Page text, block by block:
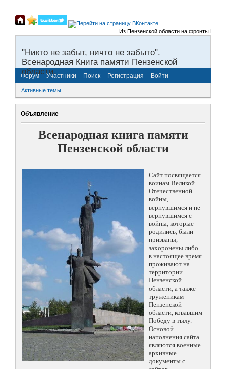
Из Пензенской области на фронты
"Никто не забыт, ничто не забыто".
Всенародная Книга памяти Пензенской
области.
Форум Участники Поиск Регистрация Войти
Активные темы
Объявление
Всенародная книга памяти
Пензенской области
Сайт посвящается
воинам Великой
Отечественной
войны,
вернувшимся и не
вернувшимся с
войны, которые
родились, были
призваны,
захоронены либо
в настоящее время
проживают на
территории
Пензенской
области, а также
труженикам
Пензенской
области, ковавшим
Победу в тылу.
Основой
наполнения сайта
являются военные
архивные
документы с